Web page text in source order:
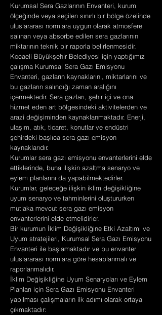
Kurumsal Sera Gazlarının Envanteri, kurum
ölçeğinde veya seçilen sınırlı bir bölge özelinde
uluslararası normlara uygun olarak atmosfere
salınan veya absorbe edilen sera gazlarının
miktarının teknik bir raporla belirlenmesidir.
Kocaeli Büyükşehir Belediyesi için yaptığımız
çalışma Kurumsal Sera Gazı Emisyonu
Envanteri, gazların kaynaklarını, miktarlarını ve
bu gazların salındığı zaman aralığını
içermektedir. Sera gazları, şehir içi ve ona
hizmet eden art bölgesindeki aktivitelerden ve
arazi değişiminden kaynaklanmaktadır. Enerji,
ulaşım, atık, ticaret, konutlar ve endüstri
şehirdeki başlıca sera gazı emisyon
kaynaklarıdır.
Kurumlar sera gazı emisyonu envanterlerini elde
ettiklerinde, buna ilişkin azaltma senaryo ve
eylem planlarını da yapabilmektedirler.
Kurumlar, geleceğe ilişkin iklim değişikliğine
uyum senaryo ve tahminlerini oluştururken
mutlaka mevcut sera gazı emisyon
envanterlerini elde etmelidirler.
Bir kurumun İklim Değişikliğine Etki Azaltımı ve
Uyum stratejileri, Kurumsal Sera Gazı Emisyonu
Envanteri ile başlamaktadır ve bu envanter
uluslararası normlara göre hesaplanmalı ve
raporlanmalıdır.
İklim Değişikliğine Uyum Senaryoları ve Eylem
Planları için Sera Gazı Emisyonu Envanteri
yapılması çalışmaların ilk adımı olarak ortaya
çıkmaktadır: